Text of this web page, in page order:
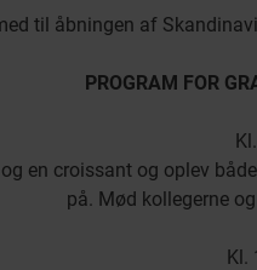
til åbningen af
PROGRAM FOR
en croissant og oplev
på. Mød kollegerne
Kl.